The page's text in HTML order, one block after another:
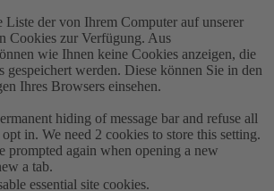
Liste der von Ihrem Computer auf unserer
Cookies zur Verfügung. Aus
wie Ihnen keine Cookies anzeigen, die
gespeichert werden. Diese können Sie in den
Ihres Browsers einsehen.
hiding of message bar and refuse all
in. We need 2 cookies to store this setting.
prompted again when opening a new
a tab.
essential site cookies.